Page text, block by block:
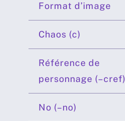
Format d’image
Chaos (c)
Référence de
personnage (–cref)
No (–no)